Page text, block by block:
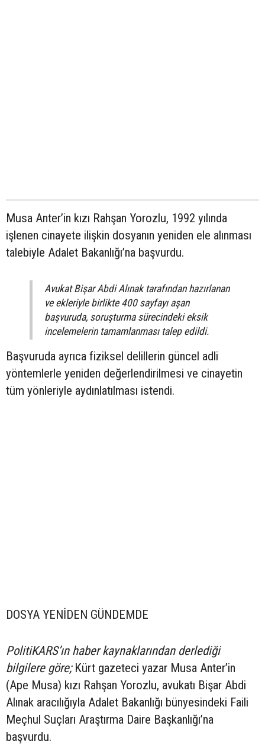
Musa Anter’in kızı Rahşan Yorozlu, 1992 yılında
işlenen cinayete ilişkin dosyanın yeniden ele alınması
talebiyle Adalet Bakanlığı’na başvurdu.
Avukat Bişar Abdi Alınak tarafından hazırlanan
ve ekleriyle birlikte 400 sayfayı aşan
başvuruda, soruşturma sürecindeki eksik
incelemelerin tamamlanması talep edildi.
Başvuruda ayrıca fiziksel delillerin güncel adli
yöntemlerle yeniden değerlendirilmesi ve cinayetin
tüm yönleriyle aydınlatılması istendi.
DOSYA YENİDEN GÜNDEMDE
PolitiKARS’ın haber kaynaklarından derlediği
bilgilere göre;Kürt gazeteci yazar Musa Anter’in
(Ape Musa) kızı Rahşan Yorozlu, avukatı Bişar Abdi
Alınak aracılığıyla Adalet Bakanlığı bünyesindeki Faili
Meçhul Suçları Araştırma Daire Başkanlığı’na
başvurdu.